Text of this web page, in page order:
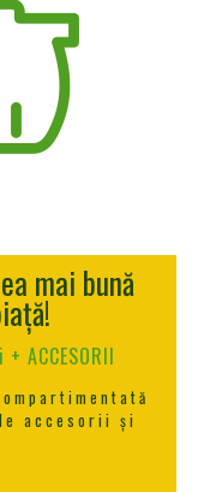
mai bună
ACCESORII
accesorii și